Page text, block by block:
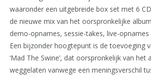
waaronder een uitgebreide box set met 6
de nieuwe mix van het oorspronkelijke
demo-opnames, sessie-takes, live-opnames
Een bijzonder hoogtepunt is de toevoeging
‘Mad The Swine’, dat oorspronkelijk van het
weggelaten vanwege een meningsverschil